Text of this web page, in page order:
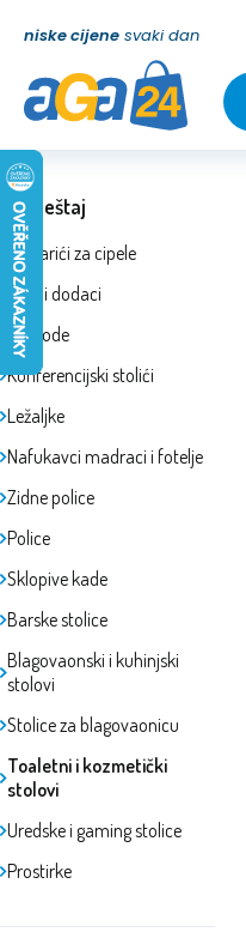
niske cijene svaki dan
Namještaj
Ormarići za cipele
Kućni dodaci
Komode
Konferencijski stolići
Ležaljke
Nafukavci madraci i fotelje
Zidne police
Police
Sklopive kade
Barske stolice
Blagovaonski i kuhinjski
stolovi
Stolice za blagovaonicu
Toaletni i kozmetički
stolovi
Uredske i gaming stolice
Prostirke